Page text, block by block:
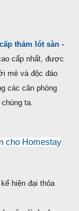
thảm lót sàn -
cấp nhất, được
mẻ và độc đáo
các căn phòng
ta.
cho Homestay
hiện đại thỏa